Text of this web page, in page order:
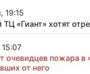
19:15
ТЦ «Гиант» хотят
пожара в
от него